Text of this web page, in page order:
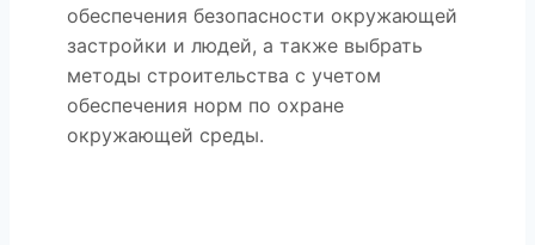
обеспечения безопасности окружающей
застройки и людей, а также выбрать
методы строительства с учетом
обеспечения норм по охране
окружающей среды.